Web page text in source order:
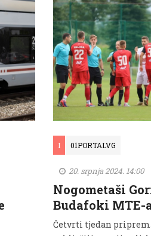
I 01PORTALVG
20. srpnja 2024. 14:00
Nogometaši
Budafoki MTE-
Četvrti tjedan